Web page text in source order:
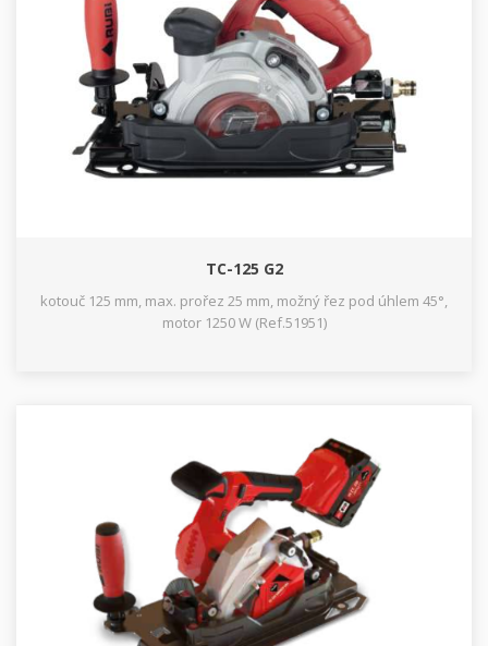
TC-125 G2
kotouč 125 mm, max. prořez 25 mm, možný řez pod úhlem 45°,
motor 1250 W (Ref.51951)